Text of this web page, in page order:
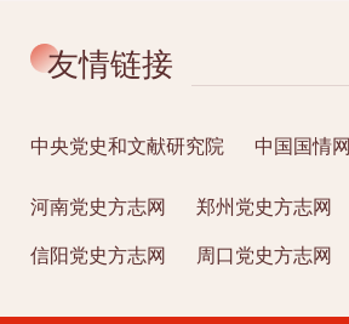
友情链接
中央党史和文献研究院 中国国情网
河南党史方志网 郑州党史方志网
信阳党史方志网 周口党史方志网